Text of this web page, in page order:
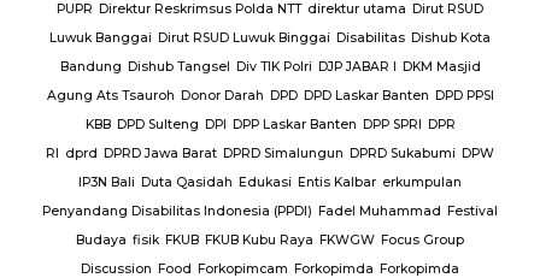
PUPR Direktur Reskrimsus Polda NTT direktur utama Dirut RSUD
Luwuk Banggai Dirut RSUD Luwuk Binggai Disabilitas Dishub Kota
Bandung Dishub Tangsel Div TIK Polri DJP JABAR I DKM Masjid
Agung Ats Tsauroh Donor Darah DPD DPD Laskar Banten DPD PPSI
KBB DPD Sulteng DPI DPP Laskar Banten DPP SPRI DPR
RI dprd DPRD Jawa Barat DPRD Simalungun DPRD Sukabumi DPW
IP3N Bali Duta Qasidah Edukasi Entis Kalbar erkumpulan
Penyandang Disabilitas Indonesia (PPDI) Fadel Muhammad Festival
Budaya fisik FKUB FKUB Kubu Raya FKWGW Focus Group
Discussion Food Forkopimcam Forkopimda Forkopimda